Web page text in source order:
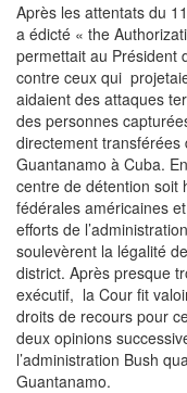
Après les attentats du
a édicté « the
permettait au Président
contre ceux qui
aidaient des attaques
des personnes
directement
Guantanamo à Cuba.
centre de détention soit
fédérales américaines
efforts de
soulevèrent la légalité
district. Après presque
exécutif, la Cour fit
droits de recours pour
deux opinions
l’administration Bush
Guantanamo.